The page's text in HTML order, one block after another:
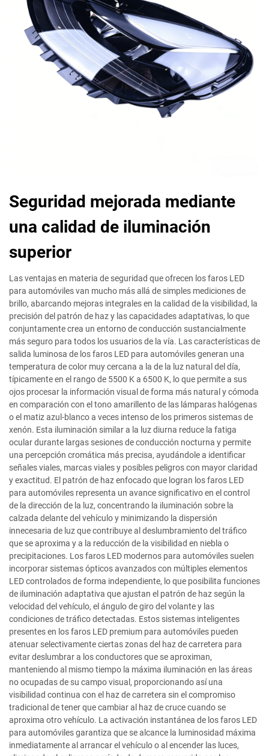
Seguridad mejorada mediante
una calidad de iluminación
superior
Las ventajas en materia de seguridad que ofrecen los faros LED
para automóviles van mucho más allá de simples mediciones de
brillo, abarcando mejoras integrales en la calidad de la visibilidad, la
precisión del patrón de haz y las capacidades adaptativas, lo que
conjuntamente crea un entorno de conducción sustancialmente
más seguro para todos los usuarios de la vía. Las características de
salida luminosa de los faros LED para automóviles generan una
temperatura de color muy cercana a la de la luz natural del día,
típicamente en el rango de 5500 K a 6500 K, lo que permite a sus
ojos procesar la información visual de forma más natural y cómoda
en comparación con el tono amarillento de las lámparas halógenas
o el matiz azul-blanco a veces intenso de los primeros sistemas de
xenón. Esta iluminación similar a la luz diurna reduce la fatiga
ocular durante largas sesiones de conducción nocturna y permite
una percepción cromática más precisa, ayudándole a identificar
señales viales, marcas viales y posibles peligros con mayor claridad
y exactitud. El patrón de haz enfocado que logran los faros LED
para automóviles representa un avance significativo en el control
de la dirección de la luz, concentrando la iluminación sobre la
calzada delante del vehículo y minimizando la dispersión
innecesaria de luz que contribuye al deslumbramiento del tráfico
que se aproxima y a la reducción de la visibilidad en niebla o
precipitaciones. Los faros LED modernos para automóviles suelen
incorporar sistemas ópticos avanzados con múltiples elementos
LED controlados de forma independiente, lo que posibilita funciones
de iluminación adaptativa que ajustan el patrón de haz según la
velocidad del vehículo, el ángulo de giro del volante y las
condiciones de tráfico detectadas. Estos sistemas inteligentes
presentes en los faros LED premium para automóviles pueden
atenuar selectivamente ciertas zonas del haz de carretera para
evitar deslumbrar a los conductores que se aproximan,
manteniendo al mismo tiempo la máxima iluminación en las áreas
no ocupadas de su campo visual, proporcionando así una
visibilidad continua con el haz de carretera sin el compromiso
tradicional de tener que cambiar al haz de cruce cuando se
aproxima otro vehículo. La activación instantánea de los faros LED
para automóviles garantiza que se alcance la luminosidad máxima
inmediatamente al arrancar el vehículo o al encender las luces,